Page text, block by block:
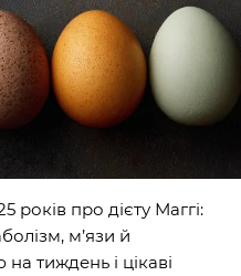
років про дієту Маггі:
м’язи й
тиждень і цікаві